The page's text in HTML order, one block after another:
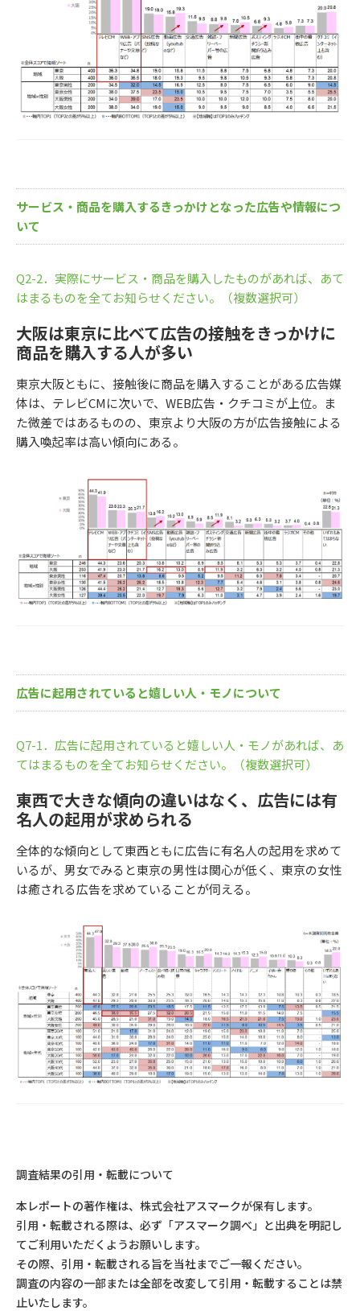
サービス・商品を購入するきっかけとなった広告や情報につ
いて
Q2-2．実際にサービス・商品を購入したものがあれば、あて
はまるものを全てお知らせください。（複数選択可）
大阪は東京に比べて広告の接触をきっかけに
商品を購入する人が多い
東京大阪ともに、接触後に商品を購入することがある広告媒
体は、テレビCMに次いで、WEB広告・クチコミが上位。ま
た微差ではあるものの、東京より大阪の方が広告接触による
購入喚起率は高い傾向にある。
広告に起用されていると嬉しい人・モノについて
Q7-1．広告に起用されていると嬉しい人・モノがあれば、あ
てはまるものを全てお知らせください。（複数選択可）
東西で大きな傾向の違いはなく、広告には有
名人の起用が求められる
全体的な傾向として東西ともに広告に有名人の起用を求めて
いるが、男女でみると東京の男性は関心が低く、東京の女性
は癒される広告を求めていることが伺える。
調査結果の引用・転載について
本レポートの著作権は、株式会社アスマークが保有します。
引用・転載される際は、必ず「アスマーク調べ」と出典を明記し
てご利用いただくようお願いします。
その際、引用・転載される旨を当社までご一報ください。
調査の内容の一部または全部を改変して引用・転載することは禁
止いたします。